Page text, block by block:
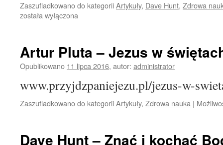
Zaszufladkowano do kategoriiArtykuły, Dave Hunt, Zdrowa
została wyłączona
Artur Pluta – Jezus w
Opublikowano 11 lipca 2016, autor: administrator
www.przyjdzpaniejezu.pl/jezus-w-
Zaszufladkowano do kategoriiArtykuły, Zdrowa nauka |
Dave Hunt – Znać i kochać